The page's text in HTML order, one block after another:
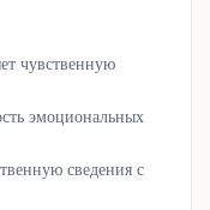
чувственную
эмоциональных
сведения с